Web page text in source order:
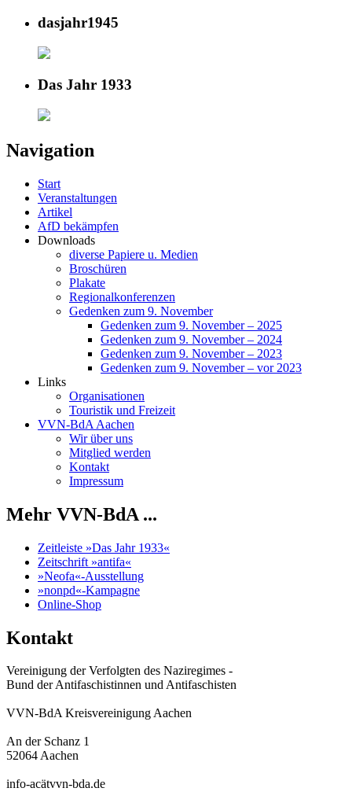
dasjahr1945
Das Jahr 1933
Navigation
Start
Veranstaltungen
Artikel
AfD bekämpfen
Downloads
diverse Papiere u. Medien
Broschüren
Plakate
Regionalkonferenzen
Gedenken zum 9. November
Gedenken zum 9. November – 2025
Gedenken zum 9. November – 2024
Gedenken zum 9. November – 2023
Gedenken zum 9. November – vor 2023
Links
Organisationen
Touristik und Freizeit
VVN-BdA Aachen
Wir über uns
Mitglied werden
Kontakt
Impressum
Mehr VVN-BdA ...
Zeitleiste »Das Jahr 1933«
Zeitschrift »antifa«
»Neofa«-Ausstellung
»nonpd«-Kampagne
Online-Shop
Kontakt
Vereinigung der Verfolgten des Naziregimes -
Bund der Antifaschistinnen und Antifaschisten
VVN-BdA Kreisvereinigung Aachen
An der Schanz 1
52064 Aachen
info-acätvvn-bda.de